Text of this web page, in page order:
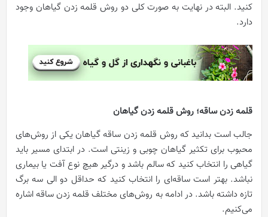
کنید. البته در نهایت به صورت کلی دو روش قلمه زدن گیاهان وجود
دارد.
قلمه زدن ساقه؛ روش قلمه زدن گیاهان
جالب است بدانید که روش قلمه زدن ساقه گیاهان یکی از روش‌های
محبوب برای تکثیر گیاهان چوبی و زینتی است. در ابتدای مسیر باید
گیاهی را انتخاب کنید که سالم باشد و درگیر هیچ ‌نوع آفت یا بیماری
نباشد. بهتر است ساقه‌ای را انتخاب کنید که حداقل دو الی سه برگ
تازه داشته باشد. در ادامه به روش‌های مختلف قلمه زدن ساقه اشاره
می‌کنیم.